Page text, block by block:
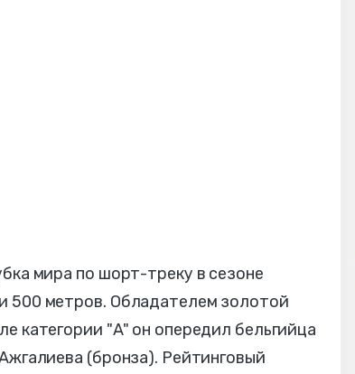
мира по шорт-треку в сезоне
500 метров. Обладателем золотой
"A" он опередил бельгийца
(бронза). Рейтинговый